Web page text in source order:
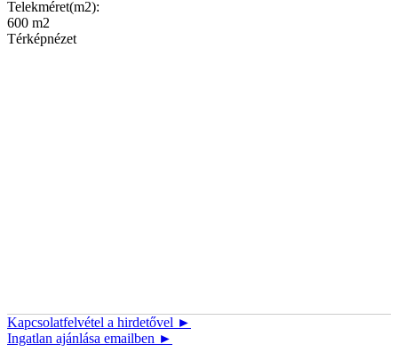
Telekméret(m2):
600 m2
Térképnézet
Kapcsolatfelvétel a hirdetővel ►
Ingatlan ajánlása emailben ►